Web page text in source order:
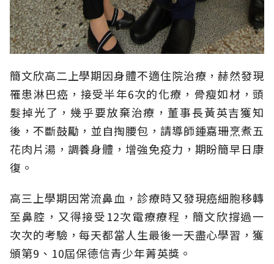
簡文欣高二上學期因身體不適住院治療，赫然發現
罹患淋巴癌，接受半年6次的化療，骨瘦如材，頭
髮掉光了，幾乎要放棄治療，董事長黃英吉獲知
後，不斷鼓勵，並自掏腰包，請導師鍾嘉珊烹煮五
花肉片湯，調養身體，增強免疫力，期盼簡早日康
復。
高三上學期因常流鼻血，診療時又發現癌細胞移轉
至鼻腔，又得接受12次電療療程，簡文欣撐過一
次次的考驗，每天都當人生最後一天盡心學習，獲
頒第9、10屆保德信青少年菁英獎。